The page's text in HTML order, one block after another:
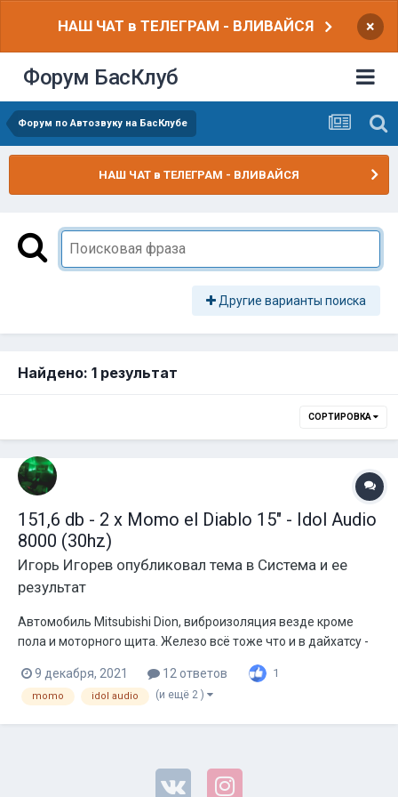
НАШ ЧАТ в ТЕЛЕГРАМ - ВЛИВАЙСЯ ×
Форум БасКлуб
Форум по Автозвуку на БасКлубе
НАШ ЧАТ в ТЕЛЕГРАМ - ВЛИВАЙСЯ
Другие варианты поиска
Найдено: 1 результат
СОРТИРОВКА
151,6 db - 2 х Momo el Diablo 15" - Idol Audio
8000 (30hz)
Игорь Игорев опубликовал тема в Система и ее
результат
Автомобиль Mitsubishi Dion, виброизоляция везде кроме
пола и моторного щита. Железо всё тоже что и в дайхатсу -
Питание так же кг25 + кислота, штатный генератор 85А (аж
на 30а мощнее чем в териосе). Саб так же подключен в 2ома.
9 декабря, 2021 12 ответов 1
momo idol audio (и ещё 2 )